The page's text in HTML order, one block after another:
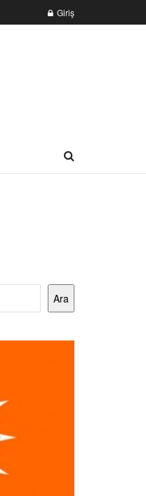
Giriş
Ara